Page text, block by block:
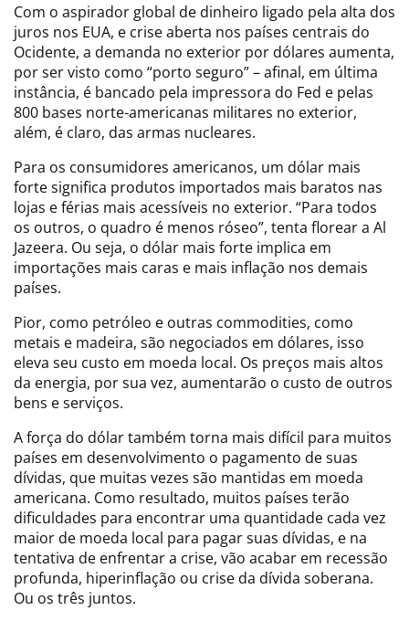
Com o aspirador global de dinheiro ligado pela alta dos
juros nos EUA, e crise aberta nos países centrais do
Ocidente, a demanda no exterior por dólares aumenta,
por ser visto como “porto seguro” – afinal, em última
instância, é bancado pela impressora do Fed e pelas
800 bases norte-americanas militares no exterior,
além, é claro, das armas nucleares.
Para os consumidores americanos, um dólar mais
forte significa produtos importados mais baratos nas
lojas e férias mais acessíveis no exterior. “Para todos
os outros, o quadro é menos róseo”, tenta florear a Al
Jazeera. Ou seja, o dólar mais forte implica em
importações mais caras e mais inflação nos demais
países.
Pior, como petróleo e outras commodities, como
metais e madeira, são negociados em dólares, isso
eleva seu custo em moeda local. Os preços mais altos
da energia, por sua vez, aumentarão o custo de outros
bens e serviços.
A força do dólar também torna mais difícil para muitos
países em desenvolvimento o pagamento de suas
dívidas, que muitas vezes são mantidas em moeda
americana. Como resultado, muitos países terão
dificuldades para encontrar uma quantidade cada vez
maior de moeda local para pagar suas dívidas, e na
tentativa de enfrentar a crise, vão acabar em recessão
profunda, hiperinflação ou crise da dívida soberana.
Ou os três juntos.